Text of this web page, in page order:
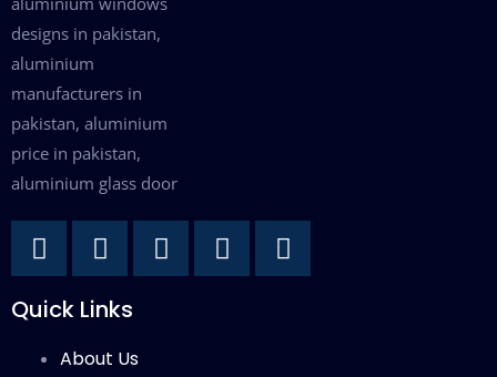
Quick Links
About Us